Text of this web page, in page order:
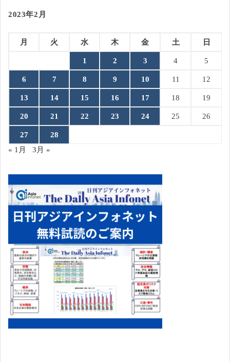
2023年2月
月 火 水 木 金 土 日
1 2 3 4 5
6 7 8 9 10 11 12
13 14 15 16 17 18 19
20 21 22 23 24 25 26
27
28
« 1月
3月 »